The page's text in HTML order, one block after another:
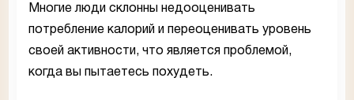
Многие люди склонны недооценивать
потребление калорий и переоценивать уровень
своей активности, что является проблемой,
когда вы пытаетесь похудеть.